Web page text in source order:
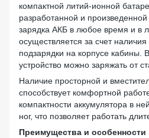
компактной литий-ионной
разработанной и
зарядка АКБ в любое время и в
осуществляется за счет
подзарядки на корпусе кабины.
устройство можно заряжать от
Наличие просторной и
способствует комфортной
компактности аккумулятора в
ног, что позволяет работать
Преимущества и особенности